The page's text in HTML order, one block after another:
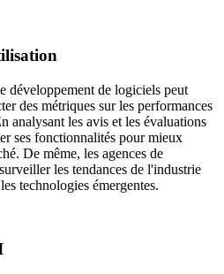
développement de logiciels peut
des métriques sur les performances
analysant les avis et les évaluations
ses fonctionnalités pour mieux
De même, les agences de
les tendances de l'industrie
technologies émergentes.